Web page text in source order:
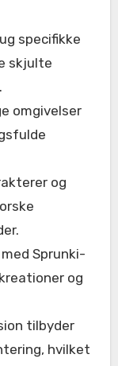
specifikke
skjulte
omgivelser
og
Sprunki-
og
tilbyder
hvilket